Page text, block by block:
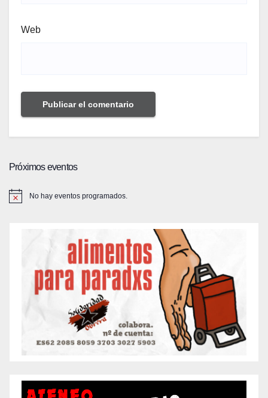
Web
Próximos eventos
No hay eventos programados.